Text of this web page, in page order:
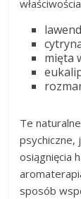
mięta
Te
psychiczne,
osiągnięcia
sposób